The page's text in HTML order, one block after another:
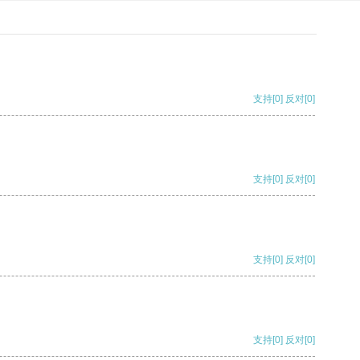
支持[0] 反对[0]
支持[0] 反对[0]
支持[0] 反对[0]
支持[0] 反对[0]